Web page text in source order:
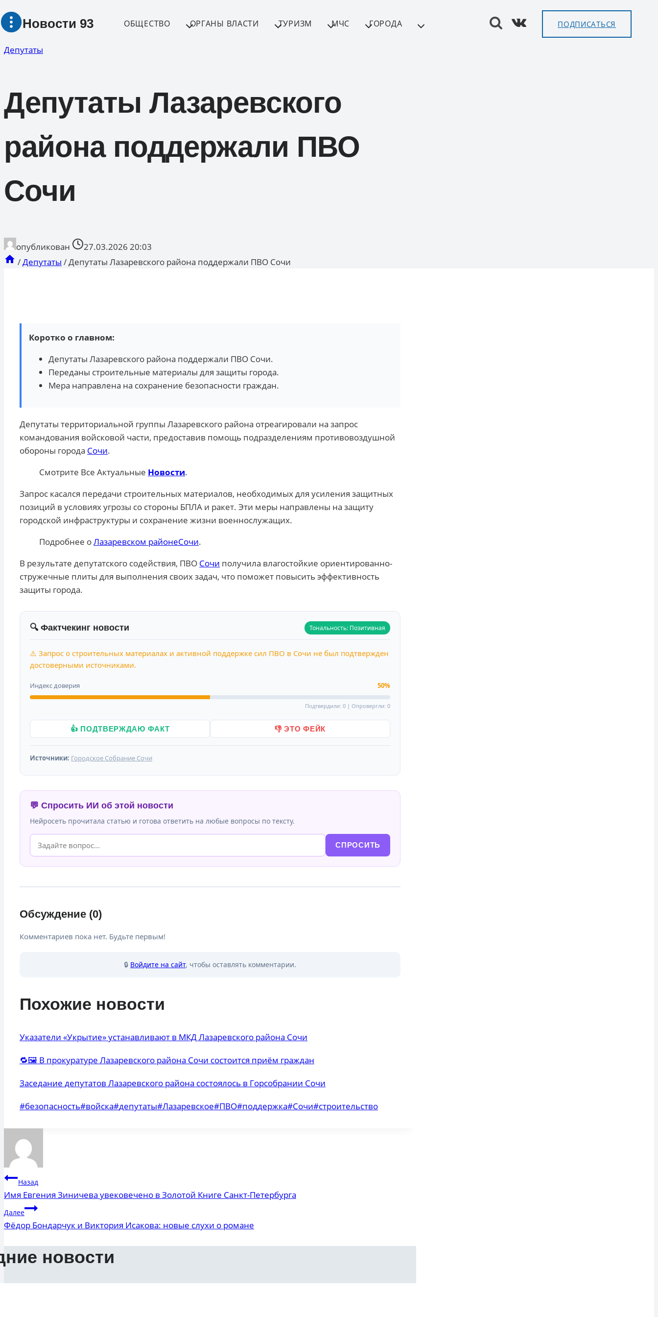
Перейти
Новости 93 ОБЩЕСТВО ОРГАНЫ ВЛАСТИ ТУРИЗМ МЧС ГОРОДА ПОДПИСАТЬСЯ
Депутаты
Депутаты Лазаревского
района поддержали ПВО
Сочи
опубликован
27.03.2026 20:03
/Депутаты /Депутаты Лазаревского района поддержали ПВО Сочи
Коротко о главном:
Депутаты Лазаревского района поддержали ПВО Сочи.
Переданы строительные материалы для защиты города.
Мера направлена на сохранение безопасности граждан.
Депутаты территориальной группы Лазаревского района отреагировали на запрос
командования войсковой части, предоставив помощь подразделениям противовоздушной
обороны города Сочи.
Смотрите Все Актуальные Новости.
Запрос касался передачи строительных материалов, необходимых для усиления защитных
позиций в условиях угрозы со стороны БПЛА и ракет. Эти меры направлены на защиту
городской инфраструктуры и сохранение жизни военнослужащих.
Подробнее оЛазаревском районеСочи.
В результате депутатского содействия, ПВО Сочи получила влагостойкие ориентированно-
стружечные плиты для выполнения своих задач, что поможет повысить эффективность
защиты города.
🔍 Фактчекинг новости Тональность: Позитивная
⚠️ Запрос о строительных материалах и активной поддержке сил ПВО в Сочи не был подтвержден
достоверными источниками.
Индекс доверия 50%
Подтвердили: 0 | Опровергли: 0
👍 ПОДТВЕРЖДАЮ ФАКТ 👎 ЭТО ФЕЙК
Источники: Городское Собрание Сочи
💬 Спросить ИИ об этой новости
Нейросеть прочитала статью и готова ответить на любые вопросы по тексту.
СПРОСИТЬ
Обсуждение (0)
Комментариев пока нет. Будьте первым!
🔒 Войдите на сайт, чтобы оставлять комментарии.
Похожие новости
Указатели «Укрытие» устанавливают в МКД Лазаревского района Сочи
🔁🖼 В прокуратуре Лазаревского района Сочи состоится приём граждан
Заседание депутатов Лазаревского района состоялось в Горсобрании Сочи
Метки
#безопасность#войска#депутаты#Лазаревское#ПВО#поддержка#Сочи#строительство
Навигация
по
записям
Назад
Имя Евгения Зиничева увековечено в Золотой Книге Санкт-Петербурга
Далее
Фёдор Бондарчук и Виктория Исакова: новые слухи о романе
новости